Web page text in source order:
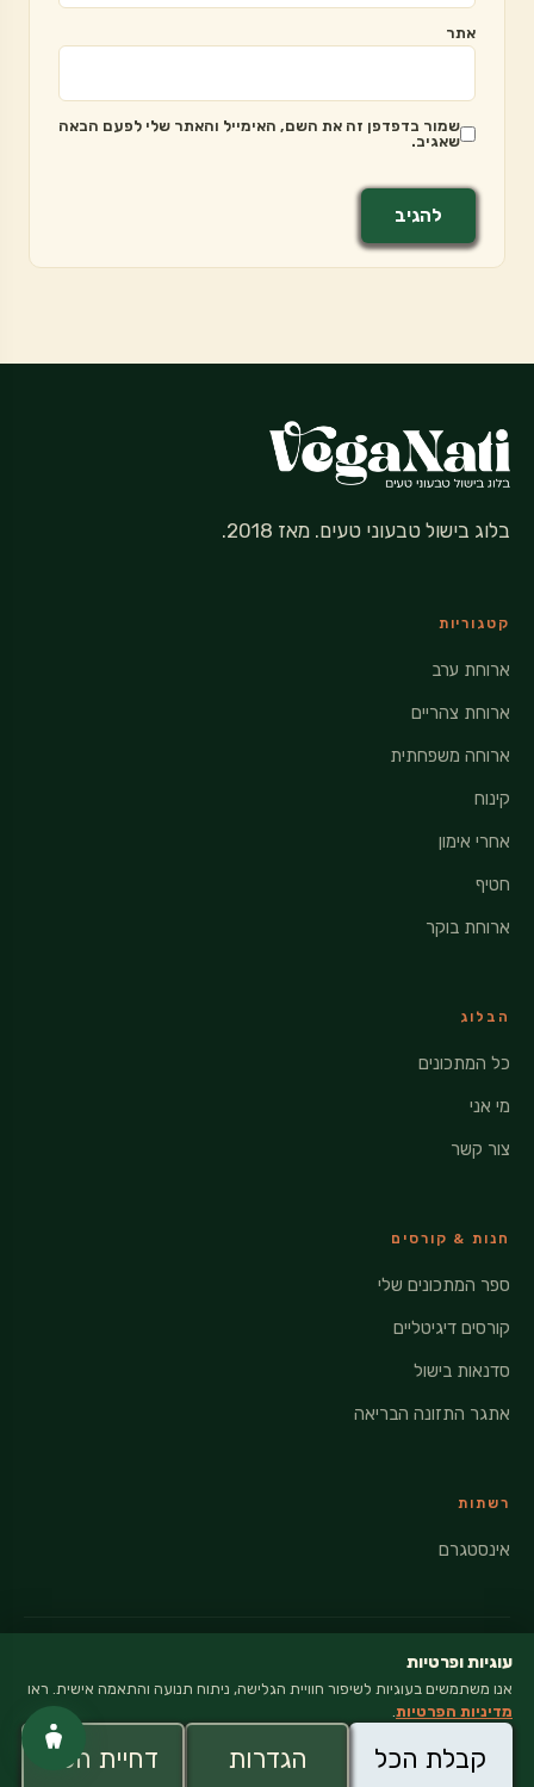
אתר
שמור בדפדפן זה את השם, האימייל והאתר שלי לפעם הבאה
שאגיב.
בלוג בישול טבעוני טעים. מאז 2018.
קטגוריות
ארוחת ערב
ארוחת צהריים
ארוחה משפחתית
קינוח
אחרי אימון
חטיף
ארוחת בוקר
הבלוג
כל המתכונים
מי אני
צור קשר
חנות & קורסים
ספר המתכונים שלי
קורסים דיגיטליים
סדנאות בישול
אתגר התזונה הבריאה
רשתות
אינסטגרם
© 2026 VEGANATI · כל הזכויות שמורות
עוגיות ופרטיות
אנו משתמשים בעוגיות לשיפור חוויית הגלישה, ניתוח תנועה והתאמה אישית. ראו
מדיניות הפרטיות.
קבלת הכל הגדרות דחיית הכל